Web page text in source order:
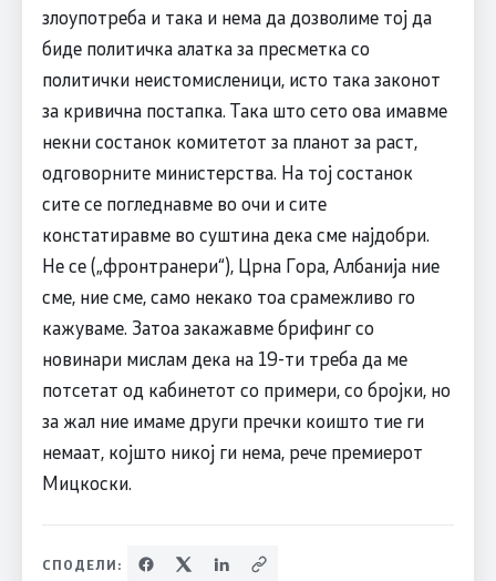
злоупотреба и така и нема да дозволиме тој да
биде политичка алатка за пресметка со
политички неистомисленици, исто така законот
за кривична постапка. Така што сето ова имавме
некни состанок комитетот за планот за раст,
одговорните министерства. На тој состанок
сите се погледнавме во очи и сите
констатиравме во суштина дека сме најдобри.
Не се („фронтранери“), Црна Гора, Албанија ние
сме, ние сме, само некако тоа срамежливо го
кажуваме. Затоа закажавме брифинг со
новинари мислам дека на 19-ти треба да ме
потсетат од кабинетот со примери, со бројки, но
за жал ние имаме други пречки коишто тие ги
немаат, којшто никој ги нема, рече премиерот
Мицкоски.
СПОДЕЛИ: